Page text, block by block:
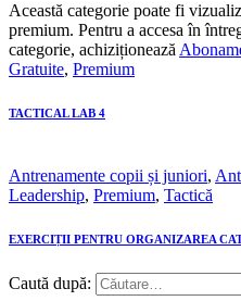
Această categorie poate fi
premium. Pentru a accesa în
categorie, achiziționează
Gratuite, Premium
TACTICAL LAB 4
Antrenamente copii și juniori,
Leadership, Premium, Tactică
EXERCIȚII PENTRU ORGANIZAREA
Caută după: